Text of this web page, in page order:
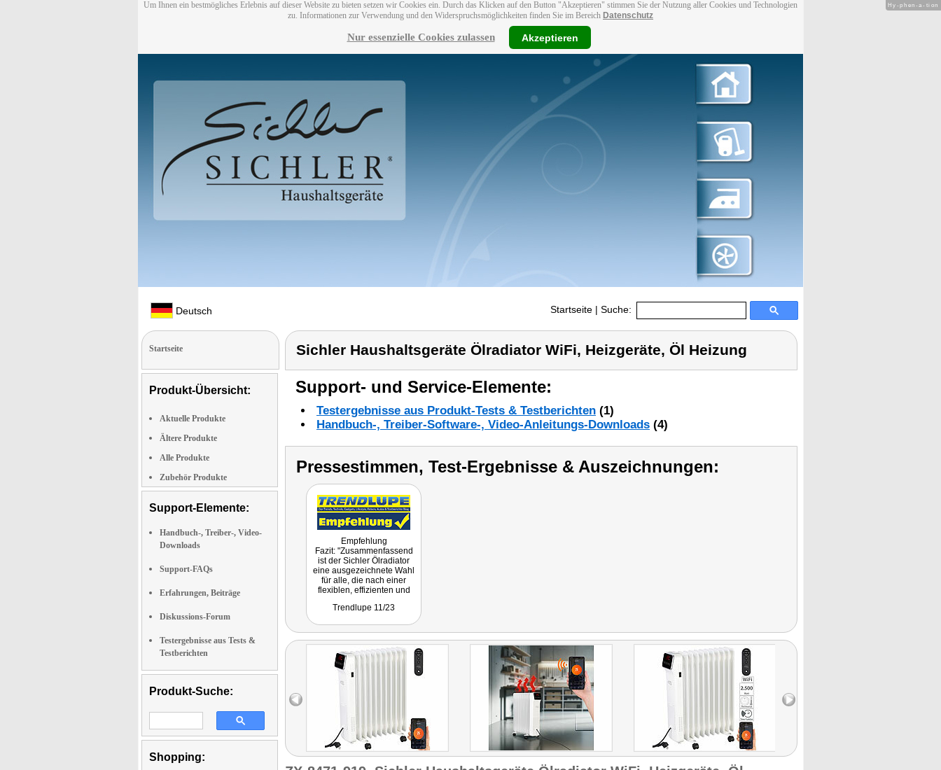
Um Ihnen ein bestmögliches Erlebnis auf dieser Website zu bieten setzen wir Cookies ein. Durch das Klicken auf den Button "Akzeptieren" stimmen Sie der Nutzung aller Cookies und Technologien
zu. Informationen zur Verwendung und den Widerspruchsmöglichkeiten finden Sie im Bereich Datenschutz
Nur essenzielle Cookies zulassen Akzeptieren
Deutsch Startseite | Suche:
Startseite
Produkt-Übersicht:
Aktuelle Produkte
Ältere Produkte
Alle Produkte
Zubehör Produkte
Support-Elemente:
Handbuch-, Treiber-, Video-
Downloads
Support-FAQs
Erfahrungen, Beiträge
Diskussions-Forum
Testergebnisse aus Tests &
Testberichten
Produkt-Suche:
Shopping:
Sichler Haushaltsgeräte Ölradiator WiFi, Heizgeräte, Öl Heizung
Support- und Service-Elemente:
Testergebnisse aus Produkt-Tests & Testberichten (1)
Handbuch-, Treiber-Software-, Video-Anleitungs-Downloads (4)
Pressestimmen, Test-Ergebnisse & Auszeichnungen:
Empfehlung
Fazit: "Zusammenfassend
ist der Sichler Ölradiator
eine ausgezeichnete Wahl
für alle, die nach einer
flexiblen, effizienten und
suchen. Er vereint
in einem kompakten und
stilvollen Design, was ihn
zu einem Must-have für
jeden Haushalt macht, der
Wert auf Komfort und Smart-
Home-Integration legt."
Trendlupe 11/23
Hy-phen-a-tion